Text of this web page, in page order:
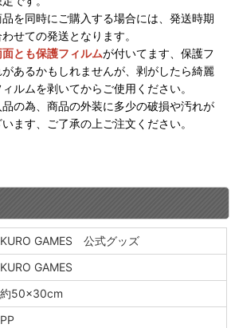
を同時にご購入する場合には、発送時期
せての発送となります。
面とも保護フィルムが付いてます、保護フ
あるかもしれませんが、剥がしたら綺麗
ルムを剥いてからご使用ください。
の為、商品の外装に多少の破損や汚れが
ます、ご了承の上ご注文ください。
KURO GAMES 公式グッズ
KURO GAMES
約50×30cm
PP